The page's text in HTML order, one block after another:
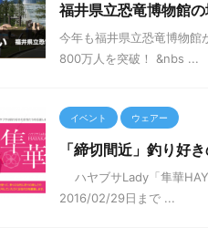
福井県立恐竜博物館
今年も福井県立恐竜博物館
800万人を突破！ &nbs ...
イベント ウェアー
「締切間近」釣り好
ハヤブサLady「隼華
2016/02/29日まで ...